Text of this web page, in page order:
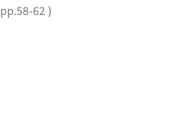
pp.58-62 )